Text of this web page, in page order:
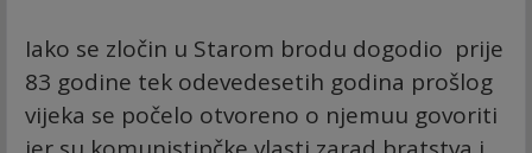
Iako se zločin u Starom brodu dogodio prije
83 godine tek odevedesetih godina prošlog
vijeka se počelo otvoreno o njemuu govoriti